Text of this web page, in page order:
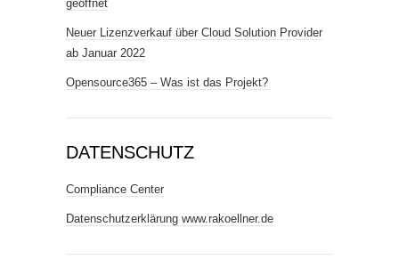
geöffnet
Neuer Lizenzverkauf über Cloud Solution Provider
ab Januar 2022
Opensource365 – Was ist das Projekt?
DATENSCHUTZ
Compliance Center
Datenschutzerklärung www.rakoellner.de